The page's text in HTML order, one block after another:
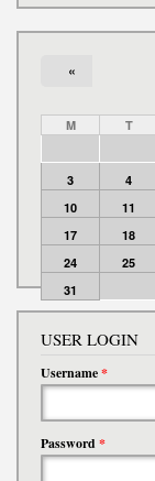
«
M T
3
4
10
11
17
18
24
25
31
USER LOGIN
Username*
Password*